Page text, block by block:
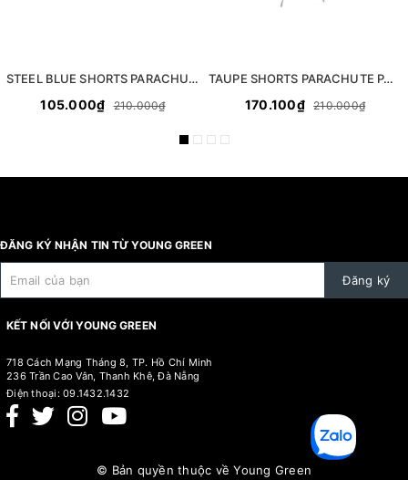
STEEL BLUE SHORTS PARACHUTE PABRIC
105.000₫ 210.000₫
TAUPE SHORTS PARACHUTE PABRIC
170.100₫ 210.000₫
ĐĂNG KÝ NHẬN TIN TỪ YOUNG GREEN
Đăng ký
KẾT NỐI VỚI YOUNG GREEN
718 Cách Mạng Tháng 8, TP. Hồ Chí Minh
236 Trần Cao Vân, Thanh Khê, Đà Nẵng
Điện thoại: 09.1432.1432
© Bản quyền thuộc vềYoung Green